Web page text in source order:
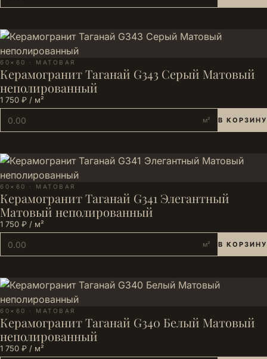
60×60 · МАТОВАЯ
Керамогранит Таганай G343 Серый Матовый
неполированный
1 750 ₽ / м²
м² В КОРЗИНУ
60×60 · МАТОВАЯ
Керамогранит Таганай G341 Элегантный
Матовый неполированный
1 750 ₽ / м²
м² В КОРЗИНУ
60×60 · МАТОВАЯ
Керамогранит Таганай G340 Белый Матовый
неполированный
1 750 ₽ / м²